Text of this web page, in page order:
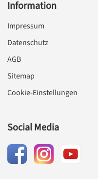
Information
Impressum
Datenschutz
AGB
Sitemap
Cookie-Einstellungen
Social Media